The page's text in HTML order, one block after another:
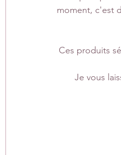
DT Céline
Rétrospectives de l’année
moment, c'est
Ces produits
Je vous